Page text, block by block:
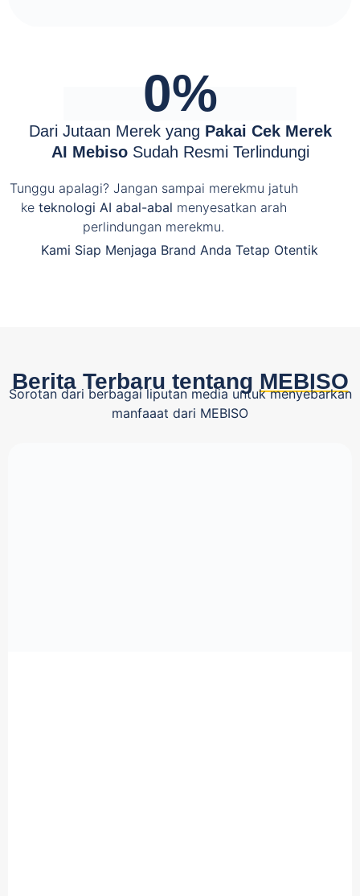
0%
Dari Jutaan Merek yang Pakai Cek Merek
AI MebisoSudah Resmi Terlindungi
Tunggu apalagi? Jangan sampai merekmu jatuh
ke teknologi AI abal-abal menyesatkan arah
perlindungan merekmu.
Kami Siap Menjaga Brand Anda Tetap Otentik
Berita Terbaru tentang MEBISO
Sorotan dari berbagai liputan media untuk menyebarkan
manfaaat dari MEBISO